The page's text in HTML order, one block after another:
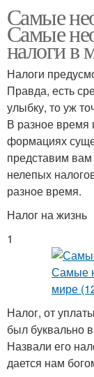
Советские
Налог на
Налог на
Самые
Самые
налоги в
Налоги
Правда, есть
улыбку, то уж
В разное время
формациях
представим
нелепых
разное время.
Налог на жизнь
1
Налог, от
был буквально
Назвали его
дается нам